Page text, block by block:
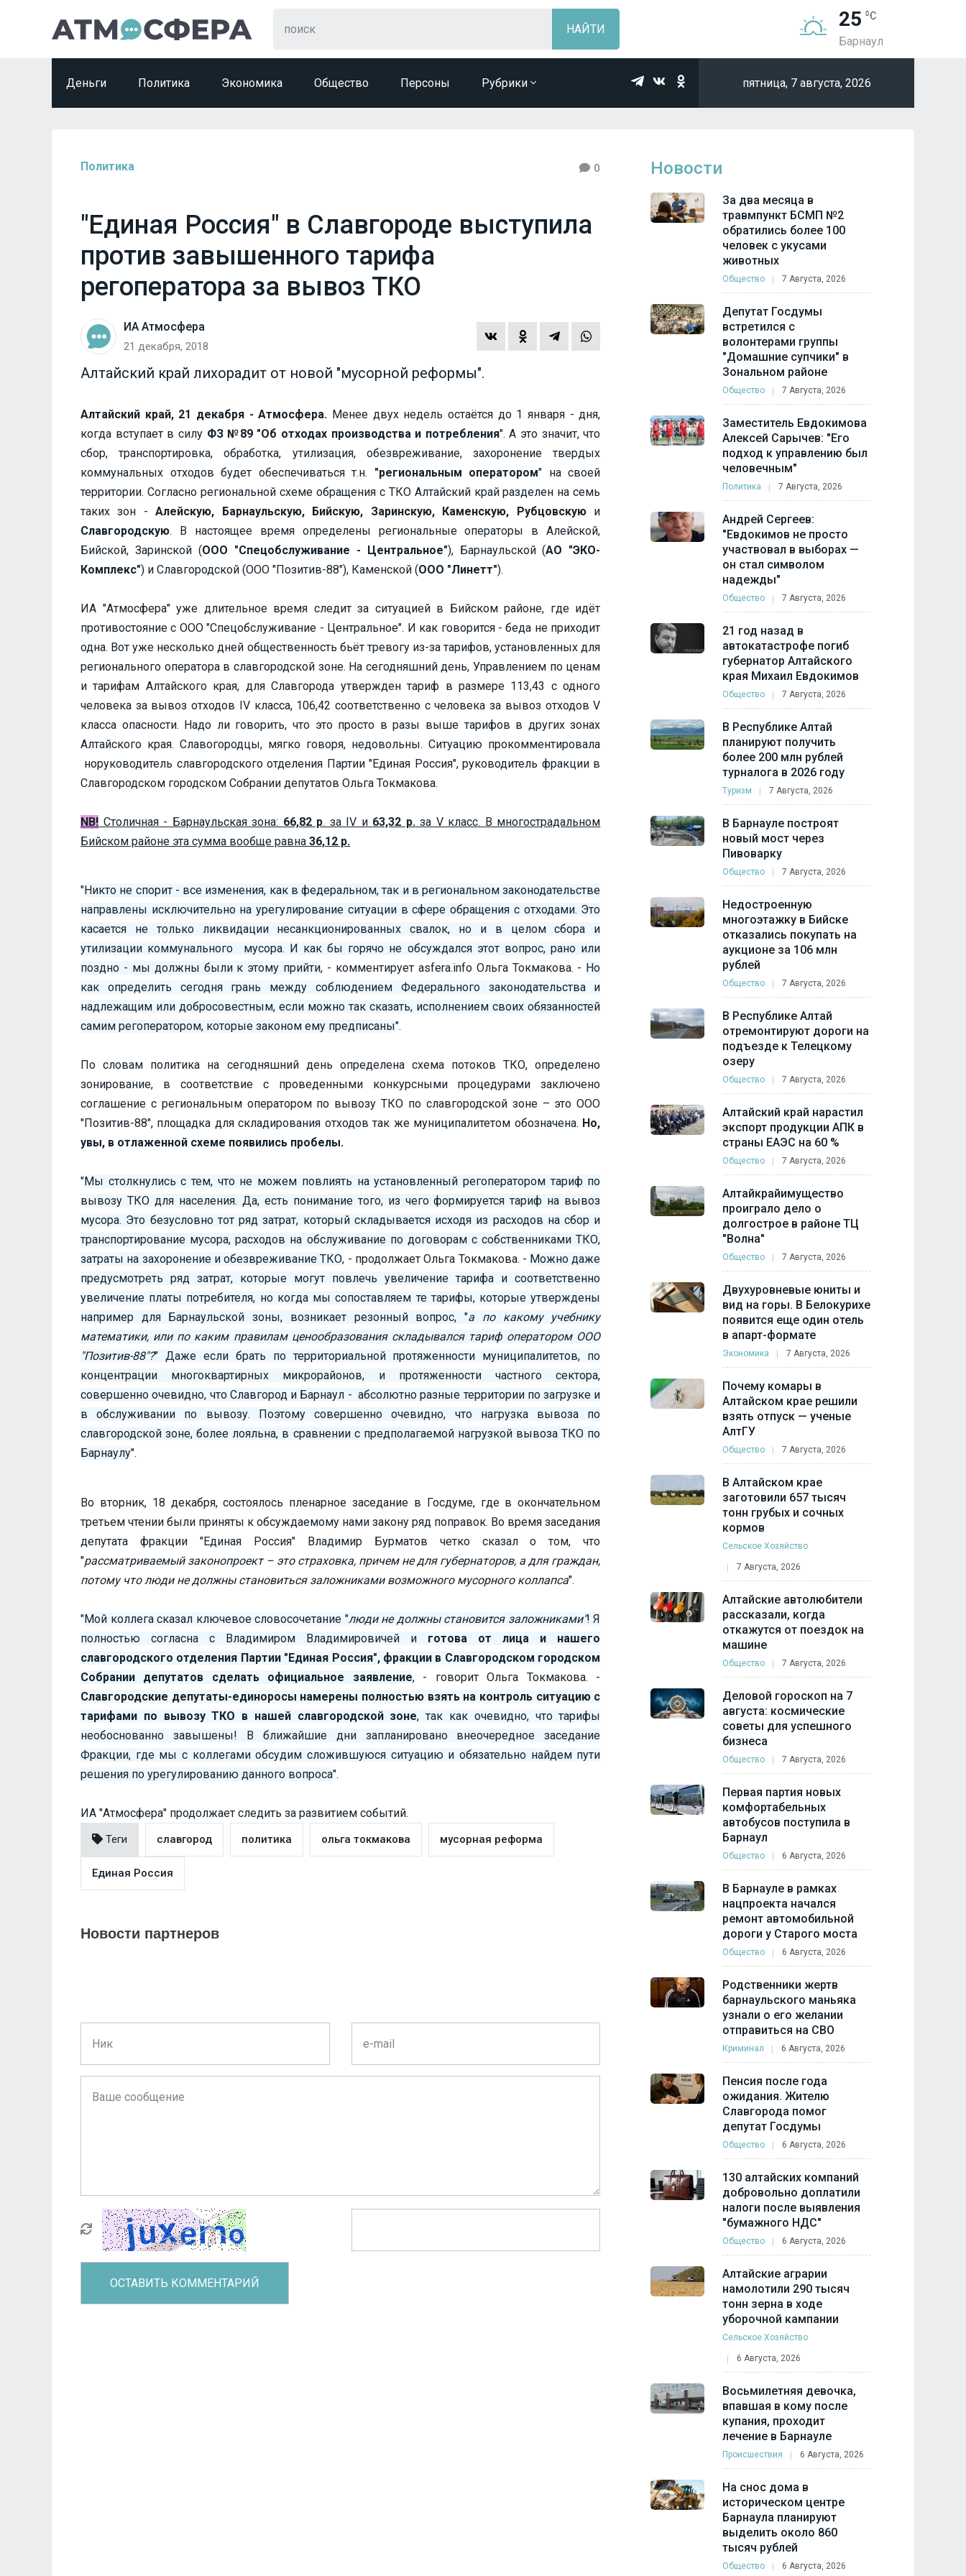
25
Барнаул
Деньги Политика Экономика Общество Персоны Рубрики пятница, 7 августа, 2026
Политика 0
"Единая Россия" в Славгороде выступила
против завышенного тарифа
регоператора за вывоз ТКО
ИА Атмосфера
21 декабря, 2018
Алтайский край лихорадит от новой "мусорной реформы".
Алтайский край, 21 декабря - Атмосфера. Менее двух недель остаётся до 1 января - дня,
когда вступает в силу ФЗ №89 "Об отходах производства и потребления". А это значит, что
сбор, транспортировка, обработка, утилизация, обезвреживание, захоронение твердых
коммунальных отходов будет обеспечиваться т.н. "региональным оператором" на своей
территории. Согласно региональной схеме обращения с ТКО Алтайский край разделен на семь
таких зон -Алейскую, Барнаульскую, Бийскую, Заринскую, Каменскую, Рубцовскуюи
Славгородскую. В настоящее время определены региональные операторы в Алейской,
Бийской, Заринской (ООО "Спецобслуживание - Центральное"), Барнаульской (АО "ЭКО-
Комплекс") и Славгородской (ООО "Позитив-88"), Каменской (ООО "Линетт").
ИА "Атмосфера" уже длительное время следит за ситуацией в Бийском районе, где идёт
противостояние с ООО "Спецобслуживание - Центральное". И как говорится - беда не приходит
одна. Вот уже несколько дней общественность бьёт тревогу из-за тарифов, установленных для
регионального оператора в славгородской зоне. На сегодняшний день, Управлением по ценам
и тарифам Алтайского края, для Славгорода утвержден тариф в размере 113,43 с одного
человека за вывоз отходов IV класса, 106,42 соответственно с человека за вывоз отходов V
класса опасности. Надо ли говорить, что это просто в разы выше тарифов в других зонах
Алтайского края. Славогородцы, мягко говоря, недовольны. Ситуацию прокомментировала
норуководитель славгородского отделения Партии "Единая Россия", руководитель фракции в
Славгородском городском Собрании депутатов Ольга Токмакова.
NB! Столичная - Барнаульская зона: 66,82 р. за IV и 63,32 р. за V класс. В многострадальном
Бийском районе эта сумма вообще равна 36,12 р.
"Никто не спорит - все изменения, как в федеральном, так и в региональном законодательстве
направлены исключительно на урегулирование ситуации в сфере обращения с отходами. Это
касается не только ликвидации несанкционированных свалок, но и в целом сбора и
утилизации коммунального мусора. И как бы горячо не обсуждался этот вопрос, рано или
поздно - мы должны были к этому прийти, - комментирует asfera.info Ольга Токмакова. - Но
как определить сегодня грань между соблюдением Федерального законодательства и
надлежащим или добросовестным, если можно так сказать, исполнением своих обязанностей
самим регоператором, которые законом ему предписаны".
По словам политика на сегодняшний день определена схема потоков ТКО, определено
зонирование, в соответствие с проведенными конкурсными процедурами заключено
соглашение с региональным оператором по вывозу ТКО по славгородской зоне – это ООО
"Позитив-88", площадка для складирования отходов так же муниципалитетом обозначена. Но,
увы, в отлаженной схеме появились пробелы.
"Мы столкнулись с тем, что не можем повлиять на установленный регоператором тариф по
вывозу ТКО для населения. Да, есть понимание того, из чего формируется тариф на вывоз
мусора. Это безусловно тот ряд затрат, который складывается исходя из расходов на сбор и
транспортирование мусора, расходов на обслуживание по договорам с собственниками ТКО,
затраты на захоронение и обезвреживание ТКО, - продолжает Ольга Токмакова. - Можно даже
предусмотреть ряд затрат, которые могут повлечь увеличение тарифа и соответственно
увеличение платы потребителя, но когда мы сопоставляем те тарифы, которые утверждены
например для Барнаульской зоны, возникает резонный вопрос, "а по какому учебнику
математики, или по каким правилам ценообразования складывался тариф оператором ООО
"Позитив-88"?" Даже если брать по территориальной протяженности муниципалитетов, по
концентрации многоквартирных микрорайонов, и протяженности частного сектора,
совершенно очевидно, что Славгород и Барнаул - абсолютно разные территории по загрузке и
в обслуживании по вывозу. Поэтому совершенно очевидно, что нагрузка вывоза по
славгородской зоне, более лояльна, в сравнении с предполагаемой нагрузкой вывоза ТКО по
Барнаулу".
Во вторник, 18 декабря, состоялось пленарное заседание в Госдуме, где в окончательном
третьем чтении были приняты к обсуждаемому нами закону ряд поправок. Во время заседания
депутата фракции "Единая Россия" Владимир Бурматов четко сказал о том, что
"рассматриваемый законопроект – это страховка, причем не для губернаторов, а для граждан,
потому что люди не должны становиться заложниками возможного мусорного коллапса".
"Мой коллега сказал ключевое словосочетание "люди не должны становится заложниками"! Я
полностью согласна с Владимиром Владимировичей и готова от лица и нашего
славгородского отделения Партии "Единая Россия", фракции в Славгородском городском
Собрании депутатов сделать официальное заявление, - говорит Ольга Токмакова. -
Славгородские депутаты-единоросы намерены полностью взять на контроль ситуацию с
тарифами по вывозу ТКО в нашей славгородской зоне, так как очевидно, что тарифы
необоснованно завышены! В ближайшие дни запланировано внеочередное заседание
Фракции, где мы с коллегами обсудим сложившуюся ситуацию и обязательно найдем пути
решения по урегулированию данного вопроса".
ИА "Атмосфера" продолжает следить за развитием событий.
Теги славгород политика ольга токмакова мусорная реформа
Единая Россия
Новости партнеров
Новости
За два месяца в
травмпункт БСМП №2
обратились более 100
человек с укусами
животных
Общество 7 Августа, 2026
Депутат Госдумы
встретился с
волонтерами группы
"Домашние супчики" в
Зональном районе
Общество 7 Августа, 2026
Заместитель Евдокимова
Алексей Сарычев: "Его
подход к управлению был
человечным"
Политика 7 Августа, 2026
Андрей Сергеев:
"Евдокимов не просто
участвовал в выборах —
он стал символом
надежды"
Общество 7 Августа, 2026
21 год назад в
автокатастрофе погиб
губернатор Алтайского
края Михаил Евдокимов
Общество 7 Августа, 2026
В Республике Алтай
планируют получить
более 200 млн рублей
турналога в 2026 году
Туризм 7 Августа, 2026
В Барнауле построят
новый мост через
Пивоварку
Общество 7 Августа, 2026
Недостроенную
многоэтажку в Бийске
отказались покупать на
аукционе за 106 млн
рублей
Общество 7 Августа, 2026
В Республике Алтай
отремонтируют дороги на
подъезде к Телецкому
озеру
Общество 7 Августа, 2026
Алтайский край нарастил
экспорт продукции АПК в
страны ЕАЭС на 60 %
Общество 7 Августа, 2026
Алтайкрайимущество
проиграло дело о
долгострое в районе ТЦ
"Волна"
Общество 7 Августа, 2026
Двухуровневые юниты и
вид на горы. В Белокурихе
появится еще один отель
в апарт-формате
Экономика 7 Августа, 2026
Почему комары в
Алтайском крае решили
взять отпуск — ученые
АлтГУ
Общество 7 Августа, 2026
В Алтайском крае
заготовили 657 тысяч
тонн грубых и сочных
кормов
Сельское Хозяйство
7 Августа, 2026
Алтайские автолюбители
рассказали, когда
откажутся от поездок на
машине
Общество 7 Августа, 2026
Деловой гороскоп на 7
августа: космические
советы для успешного
бизнеса
Общество 7 Августа, 2026
Первая партия новых
комфортабельных
автобусов поступила в
Барнаул
Общество 6 Августа, 2026
В Барнауле в рамках
нацпроекта начался
ремонт автомобильной
дороги у Старого моста
Общество 6 Августа, 2026
Родственники жертв
барнаульского маньяка
узнали о его желании
отправиться на СВО
Криминал 6 Августа, 2026
Пенсия после года
ожидания. Жителю
Славгорода помог
депутат Госдумы
Общество 6 Августа, 2026
130 алтайских компаний
добровольно доплатили
налоги после выявления
"бумажного НДС"
Общество 6 Августа, 2026
Алтайские аграрии
намолотили 290 тысяч
тонн зерна в ходе
уборочной кампании
Сельское Хозяйство
6 Августа, 2026
Восьмилетняя девочка,
впавшая в кому после
купания, проходит
лечение в Барнауле
Происшествия 6 Августа, 2026
На снос дома в
историческом центре
Барнаула планируют
выделить около 860
тысяч рублей
Общество 6 Августа, 2026